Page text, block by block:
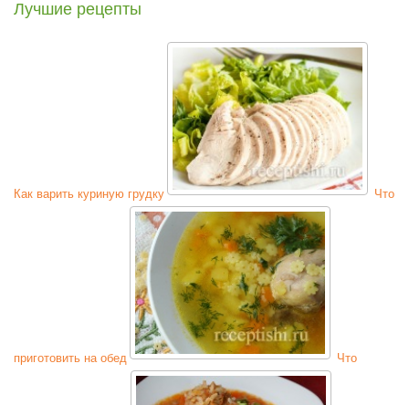
Лучшие рецепты
Как варить куриную грудку Что
приготовить на обед Что